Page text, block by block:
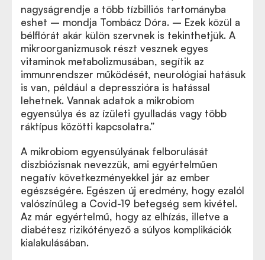
nagyságrendje a több tízbilliós tartományba
eshet – mondja Tombácz Dóra. – Ezek közül a
bélflórát akár külön szervnek is tekinthetjük. A
mikroorganizmusok részt vesznek egyes
vitaminok metabolizmusában, segítik az
immunrendszer működését, neurológiai hatásuk
is van, például a depresszióra is hatással
lehetnek. Vannak adatok a mikrobiom
egyensúlya és az ízületi gyulladás vagy több
ráktípus közötti kapcsolatra.”
A mikrobiom egyensúlyának felborulását
diszbiózisnak nevezzük, ami egyértelműen
negatív következményekkel jár az ember
egészségére. Egészen új eredmény, hogy ezalól
valószínűleg a Covid-19 betegség sem kivétel.
Az már egyértelmű, hogy az elhízás, illetve a
diabétesz rizikótényező a súlyos komplikációk
kialakulásában.